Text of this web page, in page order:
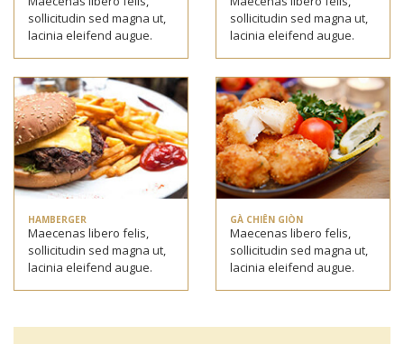
sollicitudin sed magna ut,
lacinia eleifend augue.
sollicitudin sed magna ut,
lacinia eleifend augue.
HAMBERGER
Maecenas libero felis,
sollicitudin sed magna ut,
lacinia eleifend augue.
GÀ CHIÊN GIÒN
Maecenas libero felis,
sollicitudin sed magna ut,
lacinia eleifend augue.